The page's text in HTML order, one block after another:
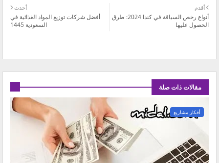
أحدث
أفضل شركات توزيع المواد الغذائية في
السعودية 1445
أقدم
أنواع رخص السياقة في كندا 2024: طرق
الحصول عليها
مقالات ذات صلة
أفكار مشاريع